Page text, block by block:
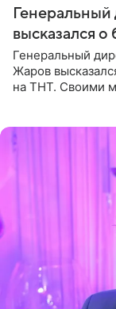
высказался
Генеральный
Жаров
на ТНТ. Своими